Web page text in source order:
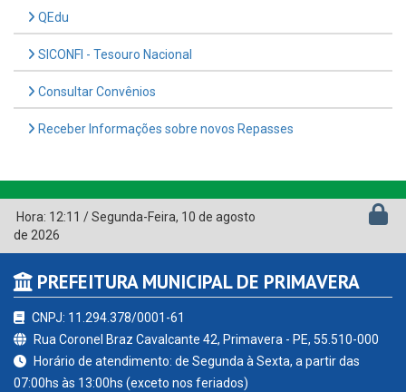
QEdu
SICONFI - Tesouro Nacional
Consultar Convênios
Receber Informações sobre novos Repasses
Hora: 12:11 /Segunda-Feira, 10 de agosto
de 2026
PREFEITURA MUNICIPAL DE PRIMAVERA
CNPJ: 11.294.378/0001-61
Rua Coronel Braz Cavalcante 42, Primavera - PE, 55.510-000
Horário de atendimento: de Segunda à Sexta, a partir das
07:00hs às 13:00hs (exceto nos feriados)